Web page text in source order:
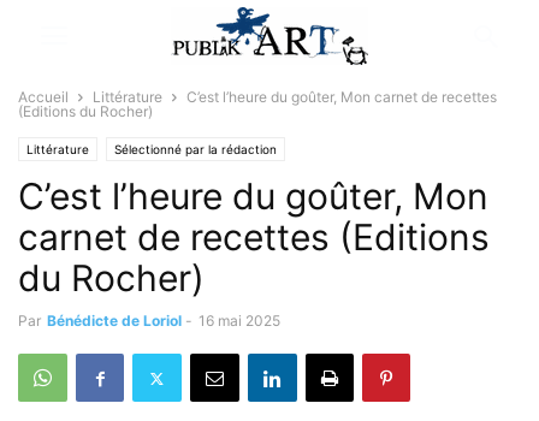
Accueil Littérature
C’est l’heure du goûter, Mon carnet de recettes
(Editions du Rocher)
Littérature Sélectionné par la rédaction
C’est l’heure du goûter, Mon
carnet de recettes (Editions
du Rocher)
Par Bénédicte de Loriol - 16 mai 2025